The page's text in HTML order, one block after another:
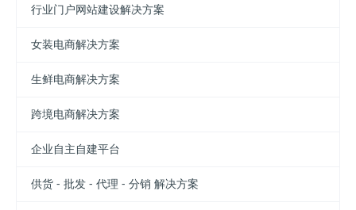
行业门户网站建设解决方案
女装电商解决方案
生鲜电商解决方案
跨境电商解决方案
企业自主自建平台
供货 - 批发 - 代理 - 分销 解决方案